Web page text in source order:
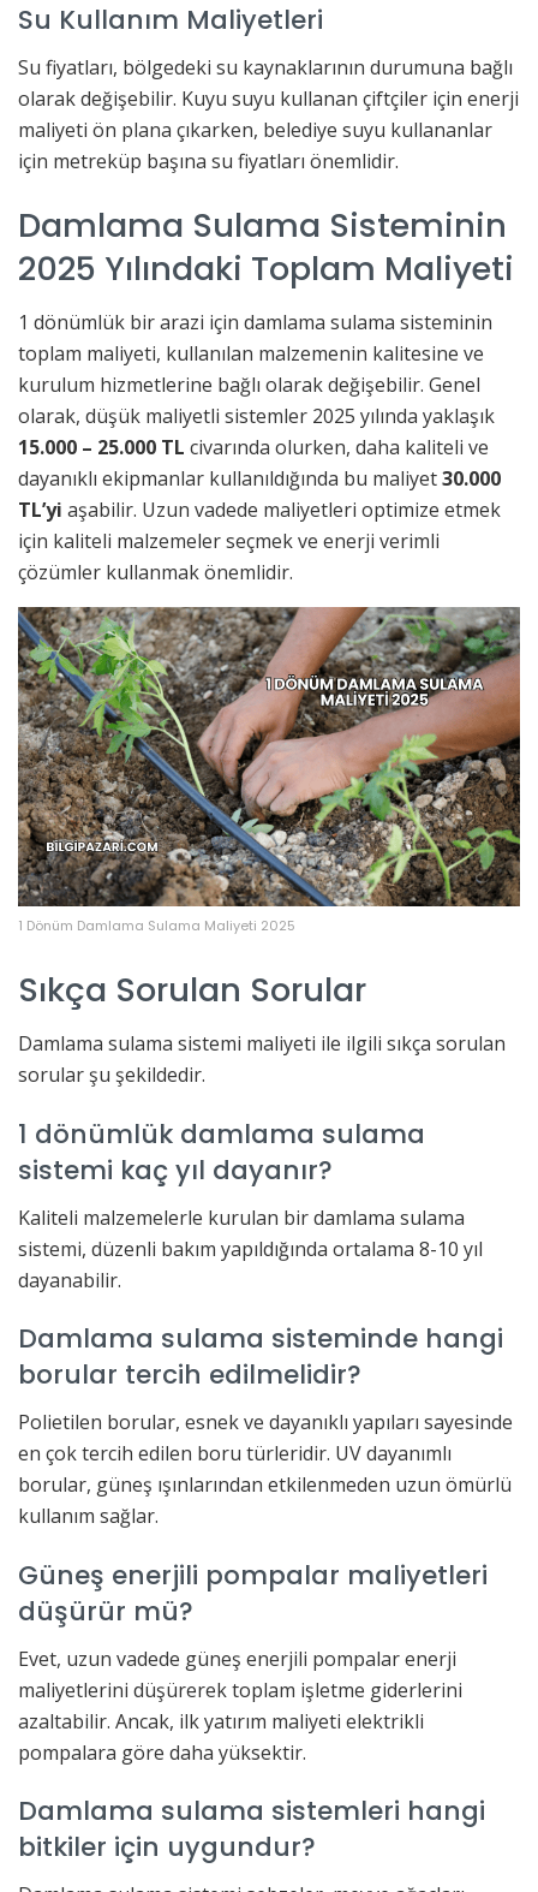
Su Kullanım Maliyetleri
Su fiyatları, bölgedeki su kaynaklarının durumuna bağlı
olarak değişebilir. Kuyu suyu kullanan çiftçiler için enerji
maliyeti ön plana çıkarken, belediye suyu kullananlar
için metreküp başına su fiyatları önemlidir.
Damlama Sulama Sisteminin
2025 Yılındaki Toplam Maliyeti
1 dönümlük bir arazi için damlama sulama sisteminin
toplam maliyeti, kullanılan malzemenin kalitesine ve
kurulum hizmetlerine bağlı olarak değişebilir. Genel
olarak, düşük maliyetli sistemler 2025 yılında yaklaşık
15.000 – 25.000 TL civarında olurken, daha kaliteli ve
dayanıklı ekipmanlar kullanıldığında bu maliyet30.000
TL’yi aşabilir. Uzun vadede maliyetleri optimize etmek
için kaliteli malzemeler seçmek ve enerji verimli
çözümler kullanmak önemlidir.
1 Dönüm Damlama Sulama Maliyeti 2025
Sıkça Sorulan Sorular
Damlama sulama sistemi maliyeti ile ilgili sıkça sorulan
sorular şu şekildedir.
1 dönümlük damlama sulama
sistemi kaç yıl dayanır?
Kaliteli malzemelerle kurulan bir damlama sulama
sistemi, düzenli bakım yapıldığında ortalama 8-10 yıl
dayanabilir.
Damlama sulama sisteminde hangi
borular tercih edilmelidir?
Polietilen borular, esnek ve dayanıklı yapıları sayesinde
en çok tercih edilen boru türleridir. UV dayanımlı
borular, güneş ışınlarından etkilenmeden uzun ömürlü
kullanım sağlar.
Güneş enerjili pompalar maliyetleri
düşürür mü?
Evet, uzun vadede güneş enerjili pompalar enerji
maliyetlerini düşürerek toplam işletme giderlerini
azaltabilir. Ancak, ilk yatırım maliyeti elektrikli
pompalara göre daha yüksektir.
Damlama sulama sistemleri hangi
bitkiler için uygundur?